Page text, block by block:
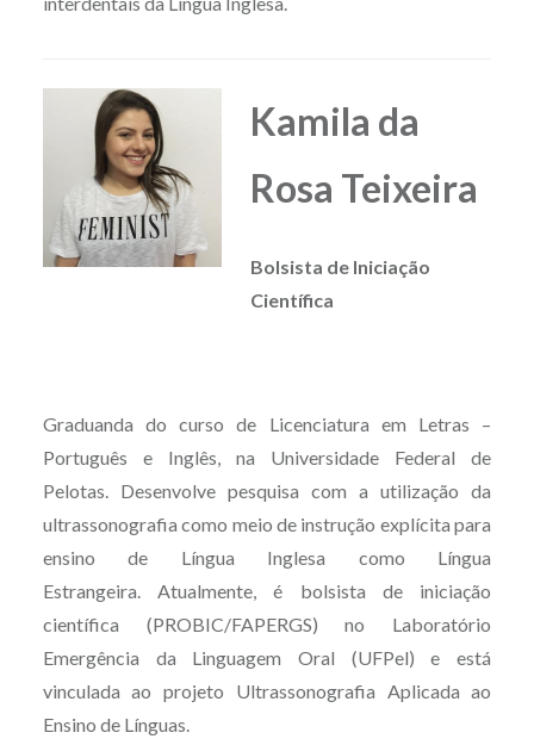
Kamila da
Rosa Teixeira
Bolsista de Iniciação
Científica
Graduanda do curso de Licenciatura em Letras –
Português e Inglês, na Universidade Federal de
Pelotas. Desenvolve pesquisa com a utilização da
ultrassonografia como meio de instrução explícita para
ensino de Língua Inglesa como Língua
Estrangeira. Atualmente, é bolsista de iniciação
científica (PROBIC/FAPERGS) no Laboratório
Emergência da Linguagem Oral (UFPel) e está
vinculada ao projeto Ultrassonografia Aplicada ao
Ensino de Línguas.